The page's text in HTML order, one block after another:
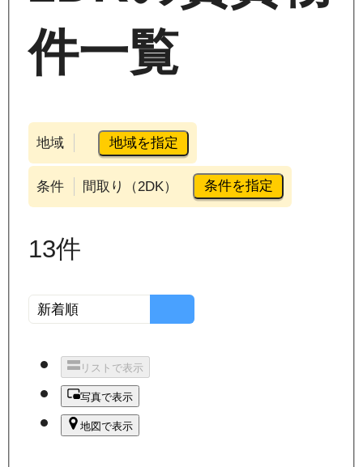
件一覧
地域 地域を指定
条件 間取り（2DK） 条件を指定
13件
リストで表示
写真で表示
地図で表示